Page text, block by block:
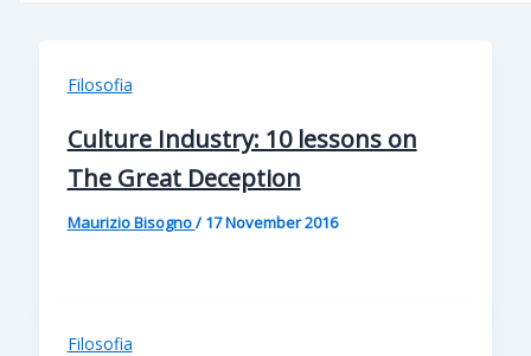
Filosofia
Culture Industry: 10 lessons on
The Great Deception
Maurizio Bisogno/17 November 2016
Filosofia